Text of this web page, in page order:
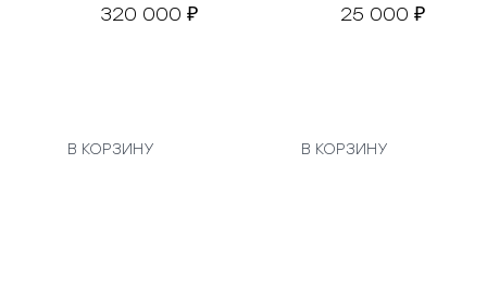
320 000₽
В КОРЗИНУ
25 000₽
В КОРЗИНУ